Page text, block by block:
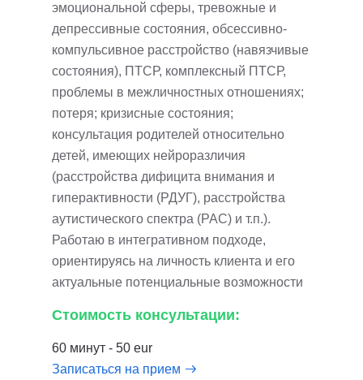
эмоциональной сферы, тревожные и
депрессивные состояния, обсессивно-
компульсивное расстройство (навязчивые
состояния), ПТСР, комплексный ПТСР,
проблемы в межличностных отношениях;
потеря; кризисные состояния;
консультация родителей относительно
детей, имеющих нейроразличия
(расстройства дифицита внимания и
гиперактивности (РДУГ), расстройства
аутистического спектра (РАС) и т.п.).
Работаю в интегративном подходе,
ориентируясь на личность клиента и его
актуальные потенциальные возможности
Стоимость консультации:
60 минут - 50 eur
Записаться на прием